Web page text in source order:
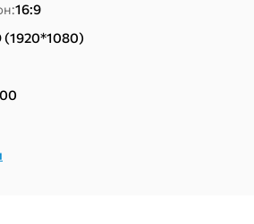
16:9
(1920*1080)